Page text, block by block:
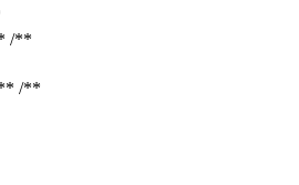
/**
/**